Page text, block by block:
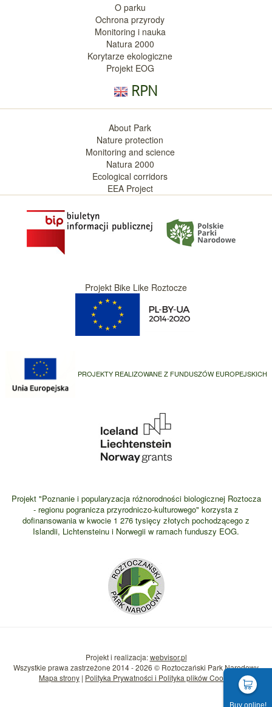
O parku
Ochrona przyrody
Monitoring i nauka
Natura 2000
Korytarze ekologiczne
Projekt EOG
RPN
About Park
Nature protection
Monitoring and science
Natura 2000
Ecological corridors
EEA Project
Projekt Bike Like Roztocze
PROJEKTY REALIZOWANE Z FUNDUSZÓW EUROPEJSKICH
Projekt "Poznanie i popularyzacja różnorodności biologicznej Roztocza
- regionu pogranicza przyrodniczo-kulturowego" korzysta z
dofinansowania w kwocie 1 276 tysięcy złotych pochodzącego z
Islandii, Lichtensteinu i Norwegii w ramach funduszy EOG.
Projekt i realizacja:webvisor.pl
Wszystkie prawa zastrzeżone 2014 - 2026 © Roztoczański Park Narodowy
Mapa strony | Polityka Prywatności i Polityka plików Cookie
Buy online!